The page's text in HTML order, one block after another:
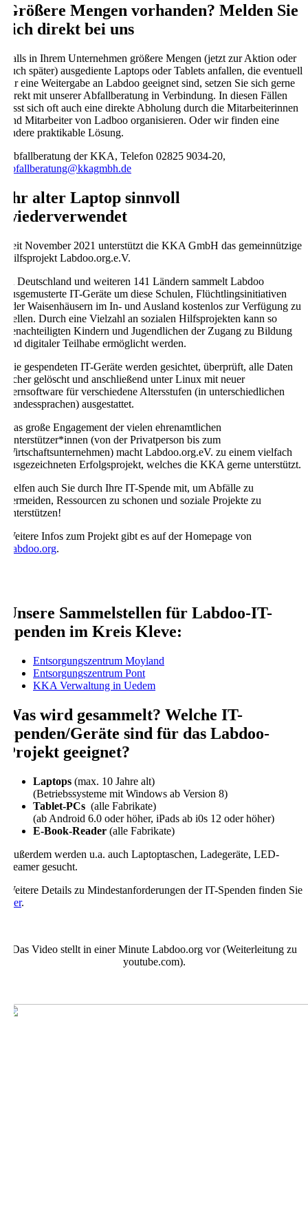
Größere Mengen vorhanden? Melden Sie
sich direkt bei uns
Falls in Ihrem Unternehmen größere Mengen (jetzt zur Aktion oder
auch später) ausgediente Laptops oder Tablets anfallen, die eventuell
für eine Weitergabe an Labdoo geeignet sind, setzen Sie sich gerne
direkt mit unserer Abfallberatung in Verbindung. In diesen Fällen
lässt sich oft auch eine direkte Abholung durch die Mitarbeiterinnen
und Mitarbeiter von Ladboo organisieren. Oder wir finden eine
andere praktikable Lösung.
Abfallberatung der KKA, Telefon 02825 9034-20,
abfallberatung@kkagmbh.de
Ihr alter Laptop sinnvoll
wiederverwendet
Seit November 2021 unterstützt die KKA GmbH das gemeinnützige
Hilfsprojekt Labdoo.org.e.V.
In Deutschland und weiteren 141 Ländern sammelt Labdoo
ausgemusterte IT-Geräte um diese Schulen, Flüchtlingsinitiativen
oder Waisenhäusern im In- und Ausland kostenlos zur Verfügung zu
stellen. Durch eine Vielzahl an sozialen Hilfsprojekten kann so
benachteiligten Kindern und Jugendlichen der Zugang zu Bildung
und digitaler Teilhabe ermöglicht werden.
Die gespendeten IT-Geräte werden gesichtet, überprüft, alle Daten
sicher gelöscht und anschließend unter Linux mit neuer
Lernsoftware für verschiedene Altersstufen (in unterschiedlichen
Landessprachen) ausgestattet.
Das große Engagement der vielen ehrenamtlichen
Unterstützer*innen (von der Privatperson bis zum
Wirtschaftsunternehmen) macht Labdoo.org.eV. zu einem vielfach
ausgezeichneten Erfolgsprojekt, welches die KKA gerne unterstützt.
Helfen auch Sie durch Ihre IT-Spende mit, um Abfälle zu
vermeiden, Ressourcen zu schonen und soziale Projekte zu
unterstützen!
Weitere Infos zum Projekt gibt es auf der Homepage von
Labdoo.org.
Unsere Sammelstellen für Labdoo-IT-
Spenden im Kreis Kleve:
Entsorgungszentrum Moyland
Entsorgungszentrum Pont
KKA Verwaltung in Uedem
Was wird gesammelt? Welche IT-
Spenden/Geräte sind für das Labdoo-
Projekt geeignet?
Laptops (max. 10 Jahre alt)
(Betriebssysteme mit Windows ab Version 8)
Tablet-PCs (alle Fabrikate)
(ab Android 6.0 oder höher, iPads ab i0s 12 oder höher)
E-Book-Reader (alle Fabrikate)
Außerdem werden u.a. auch Laptoptaschen, Ladegeräte, LED-
Beamer gesucht.
Weitere Details zu Mindestanforderungen der IT-Spenden finden Sie
hier.
Das Video stellt in einer Minute Labdoo.org vor (Weiterleitung zu
youtube.com).